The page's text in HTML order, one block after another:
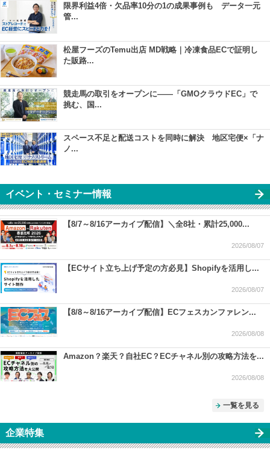
限界利益4倍・欠品率10分の1の成果事例も データ一元
管...
松屋フーズのTemu出店 MD戦略｜冷凍食品ECで証明し
た販路...
競走馬の取引をオープンに――「GMOクラウドEC」で
挑む、国...
スペース不足と配送コストを同時に解決 地区宅便×「ナ
ノ...
イベント・セミナー情報
【8/7～8/16アーカイブ配信】＼全8社・累計25,000...
2026/08/07
【ECサイト立ち上げ予定の方必見】Shopifyを活用し...
2026/08/07
【8/8～8/16アーカイブ配信】ECフェスカンファレン...
2026/08/08
Amazon？楽天？自社EC？ECチャネル別の攻略方法を...
2026/08/08
一覧を見る
企業特集